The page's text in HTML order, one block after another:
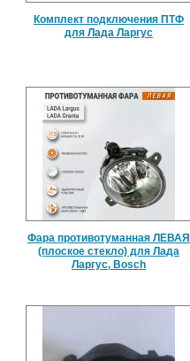
Комплект подключения ПТФ
для Лада Ларгус
Фара противотуманная ЛЕВАЯ
(плоское стекло) для Лада
Ларгус, Bosch